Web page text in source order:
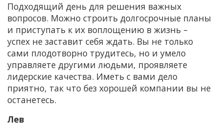
Подходящий день для решения важных
вопросов. Можно строить долгосрочные планы
и приступать к их воплощению в жизнь –
успех не заставит себя ждать. Вы не только
сами плодотворно трудитесь, но и умело
управляете другими людьми, проявляете
лидерские качества. Иметь с вами дело
приятно, так что без хорошей компании вы не
останетесь.
Лев